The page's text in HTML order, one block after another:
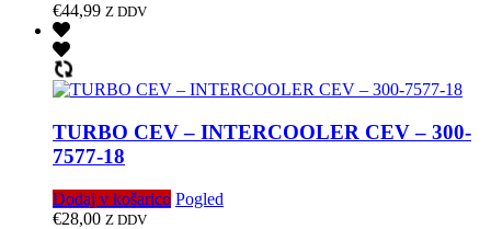
€44,99 Z DDV
TURBO CEV – INTERCOOLER CEV – 300-
7577-18
Dodaj v košarico Pogled
€28,00 Z DDV